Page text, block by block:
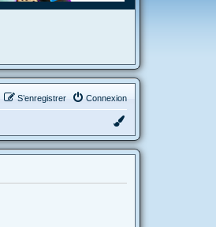
Connexion
S’enregistrer